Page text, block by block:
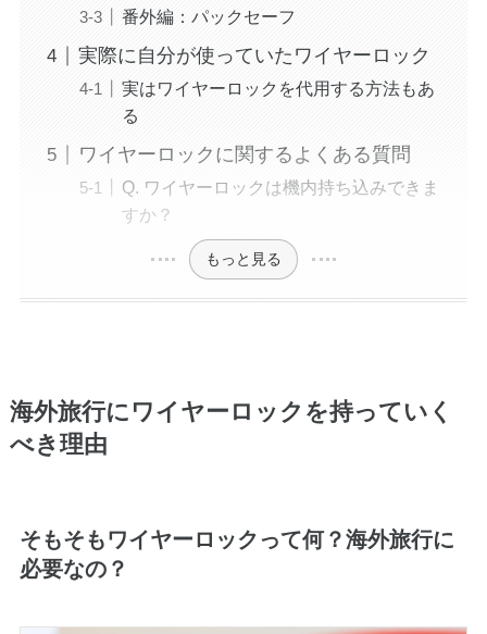
番外編：パックセーフ
実際に自分が使っていたワイヤーロック
実はワイヤーロックを代用する方法もあ
る
ワイヤーロックに関するよくある質問
Q. ワイヤーロックは機内持ち込みできま
すか？
もっと見る
海外旅行にワイヤーロックを持っていく
べき理由
そもそもワイヤーロックって何？海外旅行に
必要なの？